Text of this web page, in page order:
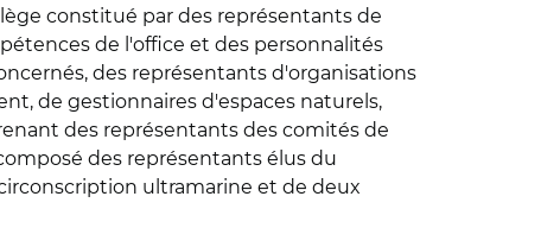
constitué par des représentants de
de l'office et des personnalités
des représentants d'organisations
de gestionnaires d'espaces naturels,
des représentants des comités de
des représentants élus du
ultramarine et de deux